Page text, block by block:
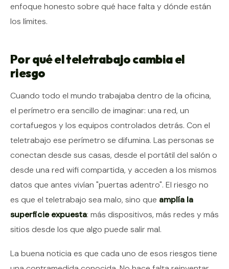
enfoque honesto sobre qué hace falta y dónde están
los límites.
Por qué el teletrabajo cambia el
riesgo
Cuando todo el mundo trabajaba dentro de la oficina,
el perímetro era sencillo de imaginar: una red, un
cortafuegos y los equipos controlados detrás. Con el
teletrabajo ese perímetro se difumina. Las personas se
conectan desde sus casas, desde el portátil del salón o
desde una red wifi compartida, y acceden a los mismos
datos que antes vivían "puertas adentro". El riesgo no
es que el teletrabajo sea malo, sino que amplía la
superficie expuesta: más dispositivos, más redes y más
sitios desde los que algo puede salir mal.
La buena noticia es que cada uno de esos riesgos tiene